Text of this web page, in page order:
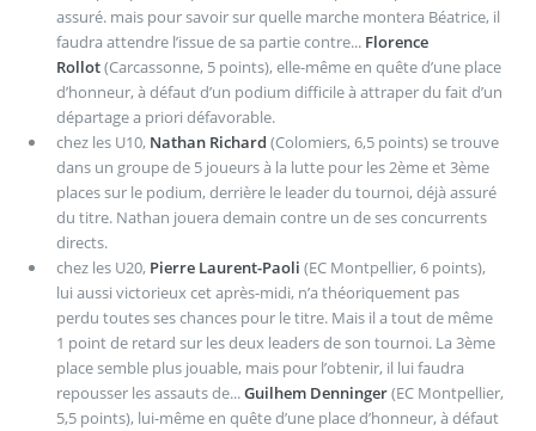
assuré. mais pour savoir sur quelle marche montera Béatrice, il
faudra attendre l’issue de sa partie contre... Florence
Rollot(Carcassonne, 5 points), elle-même en quête d’une place
d’honneur, à défaut d’un podium difficile à attraper du fait d’un
départage a priori défavorable.
chez les U10, Nathan Richard (Colomiers, 6,5 points) se trouve
dans un groupe de 5 joueurs à la lutte pour les 2ème et 3ème
places sur le podium, derrière le leader du tournoi, déjà assuré
du titre. Nathan jouera demain contre un de ses concurrents
directs.
chez les U20, Pierre Laurent-Paoli (EC Montpellier, 6 points),
lui aussi victorieux cet après-midi, n’a théoriquement pas
perdu toutes ses chances pour le titre. Mais il a tout de même
1 point de retard sur les deux leaders de son tournoi. La 3ème
place semble plus jouable, mais pour l’obtenir, il lui faudra
repousser les assauts de...Guilhem Denninger(EC Montpellier,
5,5 points), lui-même en quête d’une place d’honneur, à défaut